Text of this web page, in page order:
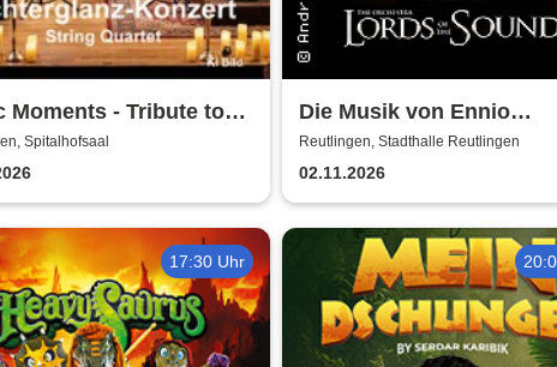
Moments - Tribute to
& Ed Sheeran -
Quartet im
Spitalhofsaal
Die Musik von Ennio
Morricone - gespielt von
Lords of the Sound
Reutlingen, Stadthalle Reutlingen
02.11.2026
17:30 Uhr